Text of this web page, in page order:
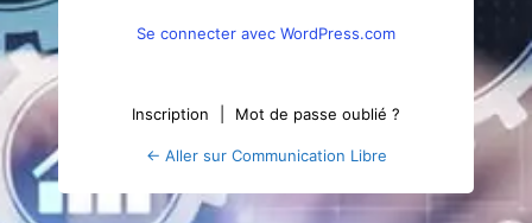
Se connecter avec WordPress.com
Inscription Mot de passe oublié ?
← Aller sur Communication Libre